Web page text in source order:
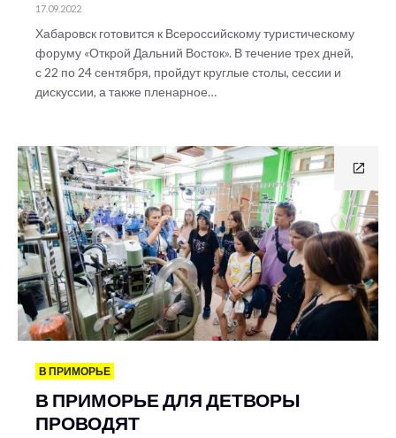
17.09.2022
Хабаровск готовится к Всероссийскому туристическому
форуму «Открой Дальний Восток». В течение трех дней,
с 22 по 24 сентября, пройдут круглые столы, сессии и
дискуссии, а также пленарное…
В ПРИМОРЬЕ
В ПРИМОРЬЕ ДЛЯ ДЕТВОРЫ
ПРОВОДЯТ